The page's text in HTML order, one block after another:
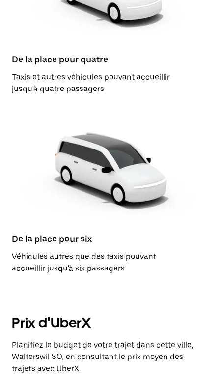
De la place pour quatre
Taxis et autres véhicules pouvant accueillir
jusqu'à quatre passagers
De la place pour six
Véhicules autres que des taxis pouvant
accueillir jusqu'à six passagers
Prix d'UberX
Planifiez le budget de votre trajet dans cette ville,
Walterswil SO, en consultant le prix moyen des
trajets avec UberX.